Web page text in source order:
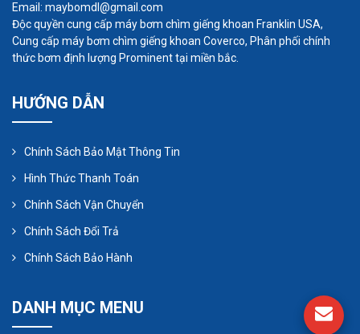
kẹt hoặc đường ống đẩy bị tắc, đấu điện sai
hoặc thiếu dầu
Email: maybomdl@gmail.com
Độc quyền cung cấp máy bơm chìm giếng khoan Franklin USA,
Cung cấp máy bơm chìm giếng khoan Coverco, Phân phối chính
thức bơm định lượng Prominent tại miền bắc.
HƯỚNG DẪN
Chính Sách Bảo Mật Thông Tin
Hình Thức Thanh Toán
Chính Sách Vận Chuyển
Chính Sách Đổi Trả
Chính Sách Bảo Hành
DANH MỤC MENU